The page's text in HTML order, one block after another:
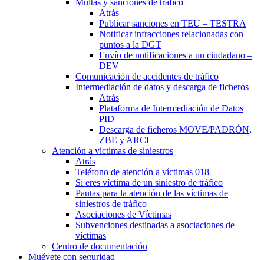
Multas y sanciones de tráfico
Atrás
Publicar sanciones en TEU – TESTRA
Notificar infracciones relacionadas con
puntos a la DGT
Envío de notificaciones a un ciudadano –
DEV
Comunicación de accidentes de tráfico
Intermediación de datos y descarga de ficheros
Atrás
Plataforma de Intermediación de Datos
PID
Descarga de ficheros MOVE/PADRÓN,
ZBE y ARCI
Atención a víctimas de siniestros
Atrás
Teléfono de atención a víctimas 018
Si eres víctima de un siniestro de tráfico
Pautas para la atención de las víctimas de
siniestros de tráfico
Asociaciones de Víctimas
Subvenciones destinadas a asociaciones de
víctimas
Centro de documentación
Muévete con seguridad